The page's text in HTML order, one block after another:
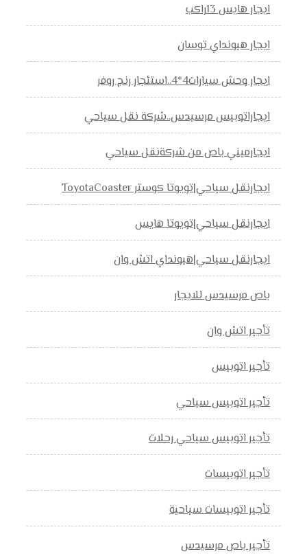
ايجار هايس 13راكب
ايجار هيونداي توسان
ايجار وحش سيارات4*4..استئجار رنج روفر
ايجاراتوبيس مرسيدس..شركة نقل سياحي
ايجارميني باص من شركةنقل سياحي
ايجارنقل سياحي|تويوتا كوستر ToyotaCoaster
ايجارنقل سياحي|تويوتا هايس
ايجارنقل سياحي|هيونداي اتش وان
باص مرسيدس للايجار
تأجير اتش وان
تأجير اتوبيس
تأجير اتوبيس سياحي
تأجير اتوبيس سياحي رحلات
تأجير اتوبيسات
تأجير اتوبيسات سياحية
تأجير باص مرسيدس